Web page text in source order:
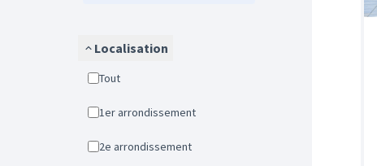
Localisation
Tout
1er arrondissement
2e arrondissement